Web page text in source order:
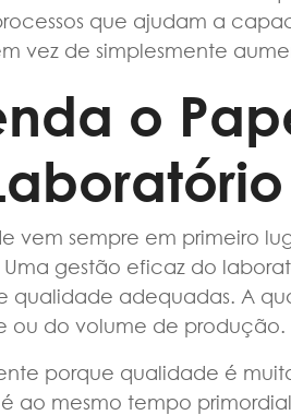
que ajudam a
vez de simplesmente
o
vem sempre em primeiro
gestão eficaz do
qualidade adequadas. A
ou do volume de produção.
porque qualidade é
ao mesmo tempo